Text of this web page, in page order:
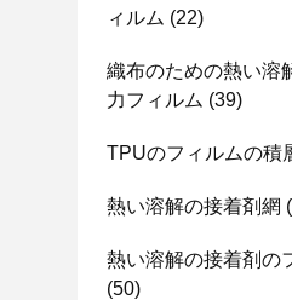
ィルム (22)
織布のための熱い溶
力フィルム (39)
TPUのフィルムの積
熱い溶解の接着剤網
熱い溶解の接着剤の
(50)